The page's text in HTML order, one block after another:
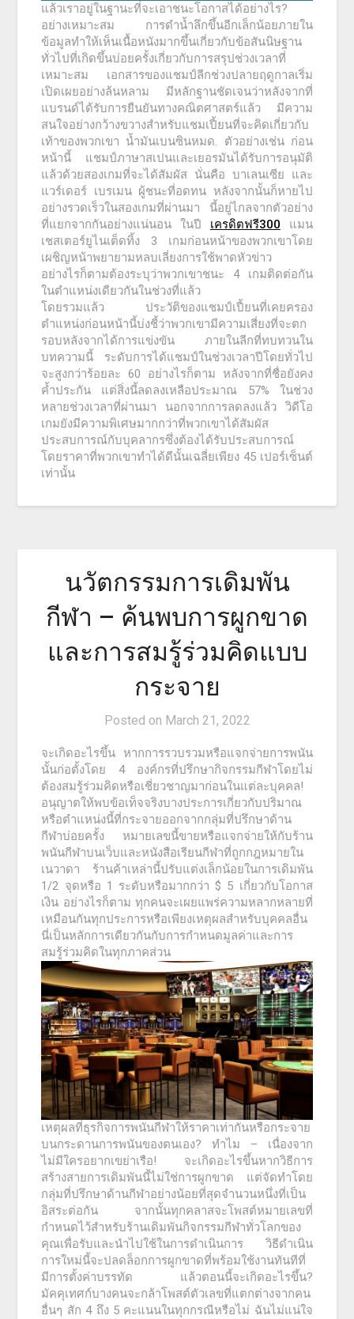
แล้วเราอยู่ในฐานะที่จะเอาชนะโอกาสได้อย่างไร?
อย่างเหมาะสม การดำน้ำลึกขึ้นอีกเล็กน้อยภายใน
ข้อมูลทำให้เห็นเนื้อหนังมากขึ้นเกี่ยวกับข้อสันนิษฐาน
ทั่วไปที่เกิดขึ้นบ่อยครั้งเกี่ยวกับการสรุปช่วงเวลาที่
เหมาะสม เอกสารของแชมป์ลีกช่วงปลายฤดูกาลเริ่ม
เปิดเผยอย่างล้นหลาม มีหลักฐานชัดเจนว่าหลังจากที่
แบรนด์ได้รับการยืนยันทางคณิตศาสตร์แล้ว มีความ
สนใจอย่างกว้างขวางสำหรับแชมเปี้ยนที่จะคิดเกี่ยวกับ
เท้าของพวกเขา น้ำมันเบนซินหมด. ตัวอย่างเช่น ก่อน
หน้านี้ แชมป์ภาษาสเปนและเยอรมันได้รับการอนุมัติ
แล้วด้วยสองเกมที่จะได้สัมผัส นั่นคือ บาเลนเซีย และ
แวร์เดอร์ เบรเมน ผู้ชนะที่อดทน หลังจากนั้นก็หายไป
อย่างรวดเร็วในสองเกมที่ผ่านมา นี้อยู่ไกลจากตัวอย่าง
ที่แยกจากกันอย่างแน่นอน ในปี เครดิตฟรี300 แมน
เชสเตอร์ยูไนเต็ดทิ้ง 3 เกมก่อนหน้าของพวกเขาโดย
เผชิญหน้าพยายามหลบเลี่ยงการใช้พาดหัวข่าว
อย่างไรก็ตามต้องระบุว่าพวกเขาชนะ 4 เกมติดต่อกัน
ในตำแหน่งเดียวกันในช่วงที่แล้ว
โดยรวมแล้ว ประวัติของแชมป์เปี้ยนที่เคยครอง
ตำแหน่งก่อนหน้านี้บ่งชี้ว่าพวกเขามีความเสี่ยงที่จะตก
รอบหลังจากได้การแข่งขัน ภายในลีกที่ทบทวนใน
บทความนี้ ระดับการได้แชมป์ในช่วงเวลาปีโดยทั่วไป
จะสูงกว่าร้อยละ 60 อย่างไรก็ตาม หลังจากที่ชื่อยังคง
ค้ำประกัน แต่สิ่งนี้ลดลงเหลือประมาณ 57% ในช่วง
หลายช่วงเวลาที่ผ่านมา นอกจากการลดลงแล้ว วิดีโอ
เกมยังมีความพิเศษมากกว่าที่พวกเขาได้สัมผัส
ประสบการณ์กับบุคลากรซึ่งต้องได้รับประสบการณ์
โดยราคาที่พวกเขาทำได้ดีนั้นเฉลี่ยเพียง 45 เปอร์เซ็นต์
เท่านั้น
นวัตกรรมการเดิมพัน
กีฬา – ค้นพบการผูกขาด
และการสมรู้ร่วมคิดแบบ
กระจาย
Posted on March 21, 2022
จะเกิดอะไรขึ้น หากการรวบรวมหรือแจกจ่ายการพนัน
นั้นก่อตั้งโดย 4 องค์กรที่ปรึกษากิจกรรมกีฬาโดยไม่
ต้องสมรู้ร่วมคิดหรือเชี่ยวชาญมาก่อนในแต่ละบุคคล!
อนุญาตให้พบข้อเท็จจริงบางประการเกี่ยวกับปริมาณ
หรือตำแหน่งนี้ที่กระจายออกจากกลุ่มที่ปรึกษาด้าน
กีฬาบ่อยครั้ง หมายเลขนี้ขายหรือแจกจ่ายให้กับร้าน
พนันกีฬาบนเว็บและหนังสือเรียนกีฬาที่ถูกกฎหมายใน
เนวาดา ร้านค้าเหล่านี้ปรับแต่งเล็กน้อยในการเดิมพัน
1/2 จุดหรือ 1 ระดับหรือมากกว่า $ 5 เกี่ยวกับโอกาส
เงิน อย่างไรก็ตาม ทุกคนจะเผยแพร่ความหลากหลายที่
เหมือนกันทุกประการหรือเพียงเหตุผลสำหรับบุคคลอื่น
นี่เป็นหลักการเดียวกันกับการกำหนดมูลค่าและการ
สมรู้ร่วมคิดในทุกภาคส่วน
เหตุผลที่ธุรกิจการพนันกีฬาให้ราคาเท่ากันหรือกระจาย
บนกระดานการพนันของตนเอง? ทำไม – เนื่องจาก
ไม่มีใครอยากเขย่าเรือ! จะเกิดอะไรขึ้นหากวิธีการ
สร้างสายการเดิมพันนี้ไม่ใช่การผูกขาด แต่จัดทำโดย
กลุ่มที่ปรึกษาด้านกีฬาอย่างน้อยที่สุดจำนวนหนึ่งที่เป็น
อิสระต่อกัน จากนั้นทุกคลาสจะโพสต์หมายเลขที่
กำหนดไว้สำหรับร้านเดิมพันกิจกรรมกีฬาทั่วโลกของ
คุณเพื่อรับและนำไปใช้ในการดำเนินการ วิธีดำเนิน
การใหม่นี้จะปลดล็อกการผูกขาดที่พร้อมใช้งานทันทีที่
มีการตั้งค่าบรรทัด แล้วตอนนี้จะเกิดอะไรขึ้น?
มัคคุเทศก์บางคนจะกล้าโพสต์ตัวเลขที่แตกต่างจากคน
อื่นๆ สัก 4 ถึง 5 คะแนนในทุกกรณีหรือไม่ ฉันไม่แน่ใจ